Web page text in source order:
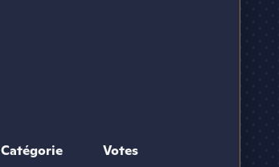
Catégorie Votes